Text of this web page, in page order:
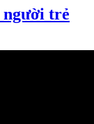
người trẻ